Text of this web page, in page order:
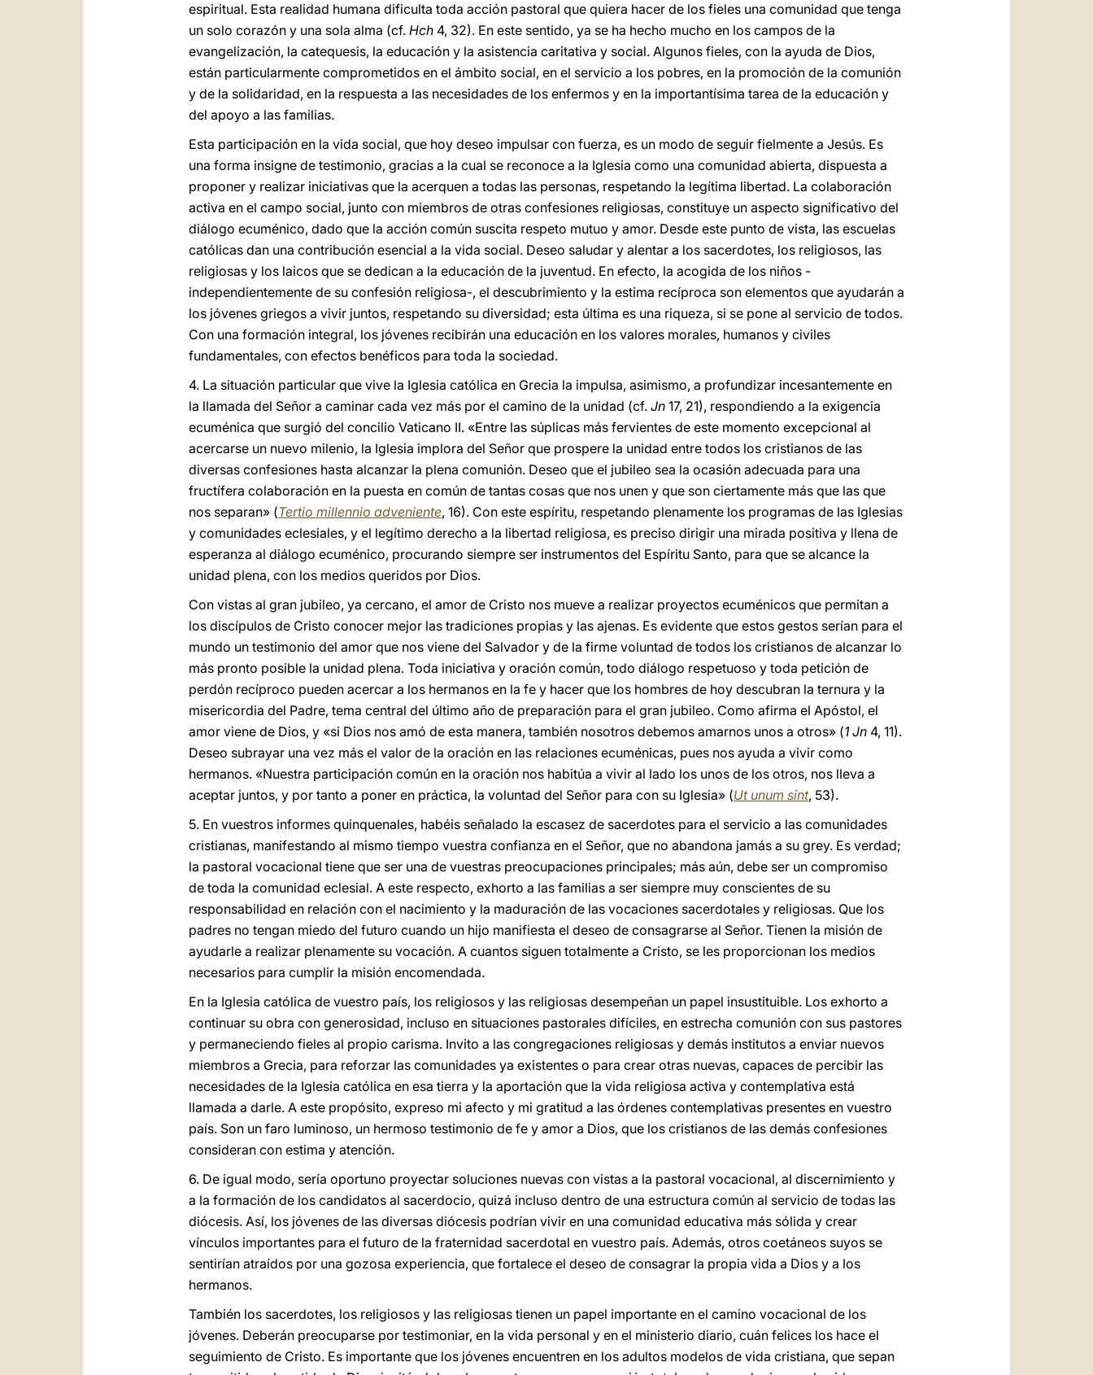
espiritual. Esta realidad humana dificulta toda acción pastoral que quiera hacer de los fieles una comunidad que tenga
un solo corazón y una sola alma (cf. Hch 4, 32). En este sentido, ya se ha hecho mucho en los campos de la
evangelización, la catequesis, la educación y la asistencia caritativa y social. Algunos fieles, con la ayuda de Dios,
están particularmente comprometidos en el ámbito social, en el servicio a los pobres, en la promoción de la comunión
y de la solidaridad, en la respuesta a las necesidades de los enfermos y en la importantísima tarea de la educación y
del apoyo a las familias.
Esta participación en la vida social, que hoy deseo impulsar con fuerza, es un modo de seguir fielmente a Jesús. Es
una forma insigne de testimonio, gracias a la cual se reconoce a la Iglesia como una comunidad abierta, dispuesta a
proponer y realizar iniciativas que la acerquen a todas las personas, respetando la legítima libertad. La colaboración
activa en el campo social, junto con miembros de otras confesiones religiosas, constituye un aspecto significativo del
diálogo ecuménico, dado que la acción común suscita respeto mutuo y amor. Desde este punto de vista, las escuelas
católicas dan una contribución esencial a la vida social. Deseo saludar y alentar a los sacerdotes, los religiosos, las
religiosas y los laicos que se dedican a la educación de la juventud. En efecto, la acogida de los niños -
independientemente de su confesión religiosa-, el descubrimiento y la estima recíproca son elementos que ayudarán a
los jóvenes griegos a vivir juntos, respetando su diversidad; esta última es una riqueza, si se pone al servicio de todos.
Con una formación integral, los jóvenes recibirán una educación en los valores morales, humanos y civiles
fundamentales, con efectos benéficos para toda la sociedad.
4. La situación particular que vive la Iglesia católica en Grecia la impulsa, asimismo, a profundizar incesantemente en
la llamada del Señor a caminar cada vez más por el camino de la unidad (cf. Jn 17, 21), respondiendo a la exigencia
ecuménica que surgió del concilio Vaticano II. «Entre las súplicas más fervientes de este momento excepcional al
acercarse un nuevo milenio, la Iglesia implora del Señor que prospere la unidad entre todos los cristianos de las
diversas confesiones hasta alcanzar la plena comunión. Deseo que el jubileo sea la ocasión adecuada para una
fructífera colaboración en la puesta en común de tantas cosas que nos unen y que son ciertamente más que las que
nos separan» (Tertio millennio adveniente, 16). Con este espíritu, respetando plenamente los programas de las Iglesias
y comunidades eclesiales, y el legítimo derecho a la libertad religiosa, es preciso dirigir una mirada positiva y llena de
esperanza al diálogo ecuménico, procurando siempre ser instrumentos del Espíritu Santo, para que se alcance la
unidad plena, con los medios queridos por Dios.
Con vistas al gran jubileo, ya cercano, el amor de Cristo nos mueve a realizar proyectos ecuménicos que permitan a
los discípulos de Cristo conocer mejor las tradiciones propias y las ajenas. Es evidente que estos gestos serían para el
mundo un testimonio del amor que nos viene del Salvador y de la firme voluntad de todos los cristianos de alcanzar lo
más pronto posible la unidad plena. Toda iniciativa y oración común, todo diálogo respetuoso y toda petición de
perdón recíproco pueden acercar a los hermanos en la fe y hacer que los hombres de hoy descubran la ternura y la
misericordia del Padre, tema central del último año de preparación para el gran jubileo. Como afirma el Apóstol, el
amor viene de Dios, y «si Dios nos amó de esta manera, también nosotros debemos amarnos unos a otros» (1 Jn 4, 11).
Deseo subrayar una vez más el valor de la oración en las relaciones ecuménicas, pues nos ayuda a vivir como
hermanos. «Nuestra participación común en la oración nos habitúa a vivir al lado los unos de los otros, nos lleva a
aceptar juntos, y por tanto a poner en práctica, la voluntad del Señor para con su Iglesia» (Ut unum sint, 53).
5. En vuestros informes quinquenales, habéis señalado la escasez de sacerdotes para el servicio a las comunidades
cristianas, manifestando al mismo tiempo vuestra confianza en el Señor, que no abandona jamás a su grey. Es verdad;
la pastoral vocacional tiene que ser una de vuestras preocupaciones principales; más aún, debe ser un compromiso
de toda la comunidad eclesial. A este respecto, exhorto a las familias a ser siempre muy conscientes de su
responsabilidad en relación con el nacimiento y la maduración de las vocaciones sacerdotales y religiosas. Que los
padres no tengan miedo del futuro cuando un hijo manifiesta el deseo de consagrarse al Señor. Tienen la misión de
ayudarle a realizar plenamente su vocación. A cuantos siguen totalmente a Cristo, se les proporcionan los medios
necesarios para cumplir la misión encomendada.
En la Iglesia católica de vuestro país, los religiosos y las religiosas desempeñan un papel insustituible. Los exhorto a
continuar su obra con generosidad, incluso en situaciones pastorales difíciles, en estrecha comunión con sus pastores
y permaneciendo fieles al propio carisma. Invito a las congregaciones religiosas y demás institutos a enviar nuevos
miembros a Grecia, para reforzar las comunidades ya existentes o para crear otras nuevas, capaces de percibir las
necesidades de la Iglesia católica en esa tierra y la aportación que la vida religiosa activa y contemplativa está
llamada a darle. A este propósito, expreso mi afecto y mi gratitud a las órdenes contemplativas presentes en vuestro
país. Son un faro luminoso, un hermoso testimonio de fe y amor a Dios, que los cristianos de las demás confesiones
consideran con estima y atención.
6. De igual modo, sería oportuno proyectar soluciones nuevas con vistas a la pastoral vocacional, al discernimiento y
a la formación de los candidatos al sacerdocio, quizá incluso dentro de una estructura común al servicio de todas las
diócesis. Así, los jóvenes de las diversas diócesis podrían vivir en una comunidad educativa más sólida y crear
vínculos importantes para el futuro de la fraternidad sacerdotal en vuestro país. Además, otros coetáneos suyos se
sentirían atraídos por una gozosa experiencia, que fortalece el deseo de consagrar la propia vida a Dios y a los
hermanos.
También los sacerdotes, los religiosos y las religiosas tienen un papel importante en el camino vocacional de los
jóvenes. Deberán preocuparse por testimoniar, en la vida personal y en el ministerio diario, cuán felices los hace el
seguimiento de Cristo. Es importante que los jóvenes encuentren en los adultos modelos de vida cristiana, que sepan